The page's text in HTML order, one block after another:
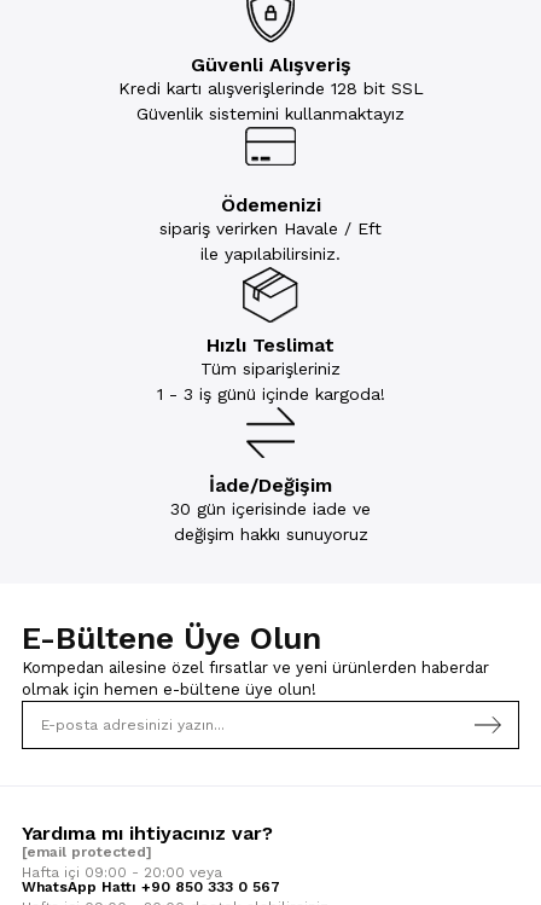
Güvenli Alışveriş
Kredi kartı alışverişlerinde 128 bit SSL
Güvenlik sistemini kullanmaktayız
Ödemenizi
sipariş verirken Havale / Eft
ile yapılabilirsiniz.
Hızlı Teslimat
Tüm siparişleriniz
1 - 3 iş günü içinde kargoda!
İade/Değişim
30 gün içerisinde iade ve
değişim hakkı sunuyoruz
E-Bültene Üye Olun
Kompedan ailesine özel fırsatlar ve yeni ürünlerden haberdar
olmak için hemen e-bültene üye olun!
Yardıma mı ihtiyacınız var?
[email protected]
Hafta içi 09:00 - 20:00 veya
WhatsApp Hattı +90 850 333 0 567